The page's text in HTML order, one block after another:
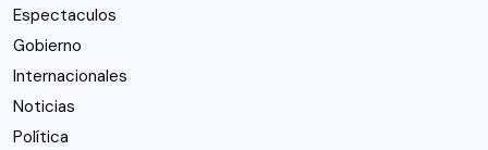
Espectaculos
Gobierno
Internacionales
Noticias
Política